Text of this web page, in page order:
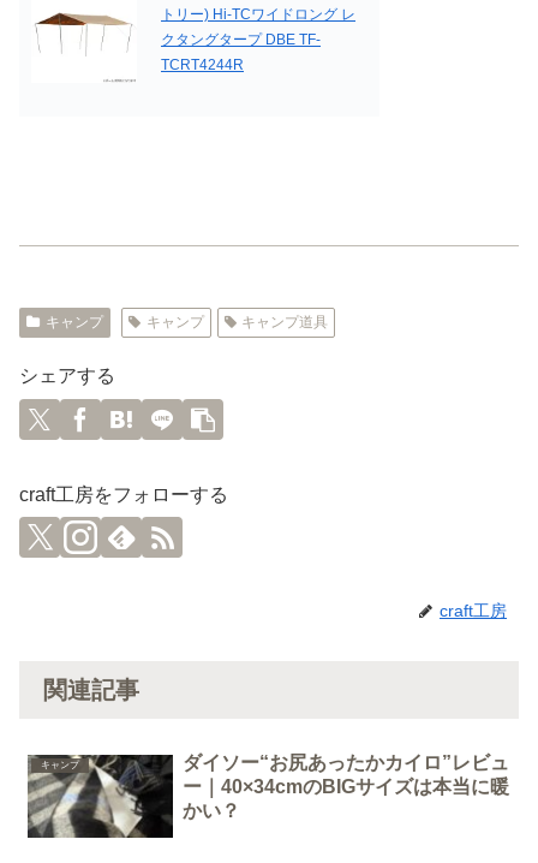
トリー) Hi-TCワイドロング レ
クタングタープ DBE TF-
TCRT4244R
キャンプ キャンプ キャンプ道具
シェアする
craft工房をフォローする
craft工房
関連記事
キャンプ
ダイソー“お尻あったかカイロ”レビュ
ー｜40×34cmのBIGサイズは本当に暖
かい？